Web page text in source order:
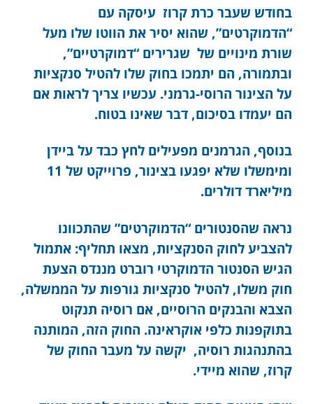
בחודש שעבר כרת קרוז עיסקה עם
“הדמוקרטים”, שהוא יסיר את הווטו שלו מעל
שורת מינויים של שגרירים “דמוקרטיים”,
ובתמורה, הם יתמכו בחוק שלו להטיל סנקציות
על הצינור הרוסי-גרמני. עכשיו צריך לראות אם
הם יעמדו בסיכום, דבר שאינו בטוח.
בנוסף, הגרמנים מפעילים לחץ כבד על ביידן
ומימשלו שלא יפגעו בצינור, פרוייקט של 11
מיליארד דולרים.
נראה שהסנטורים “הדמוקרטים” שהתכוונו
להצביע לחוק הסנקציות, מצאו תחליף: אתמול
הגיש הסנטור הדמוקרטי רוברט מננדס הצעת
חוק משלו, להטיל סנקציות גורפות על הממשלה,
הצבא והבנקים הרוסיים, אם רוסיה תנקוט
בתוקפנות כלפי אוקראינה. החוק הזה, המותנה
בהתנהגות רוסיה, יקשה על מעבר החוק של
קרוז, שהוא מיידי.